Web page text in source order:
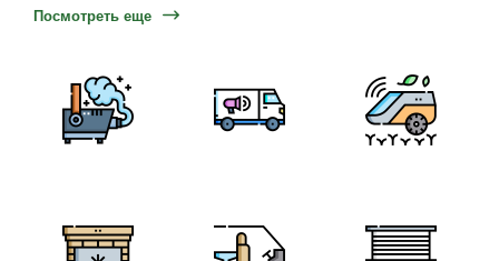
Посмотреть еще